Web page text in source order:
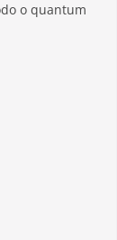
o quantum